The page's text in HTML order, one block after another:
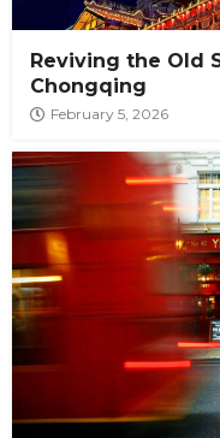
Reviving the Old
Chongqing
February 5, 2026